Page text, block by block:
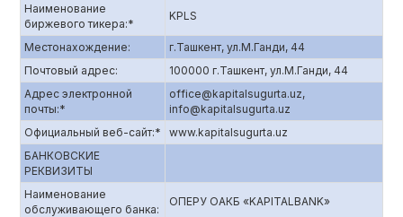
Наименование
биржевого тикера:*
KPLS
Местонахождение:
г.Ташкент, ул.М.Ганди, 44
Почтовый адрес:
100000 г.Ташкент, ул.М.Ганди, 44
Адрес электронной
почты:*
offiсe@kapitalsugurta.uz,
info@kapitalsugurta.uz
Официальный веб-сайт:*
www.kapitalsugurta.uz
БАНКОВСКИЕ
РЕКВИЗИТЫ
Наименование
обслуживающего банка:
ОПЕРУ ОАКБ «KAPITALBANK»